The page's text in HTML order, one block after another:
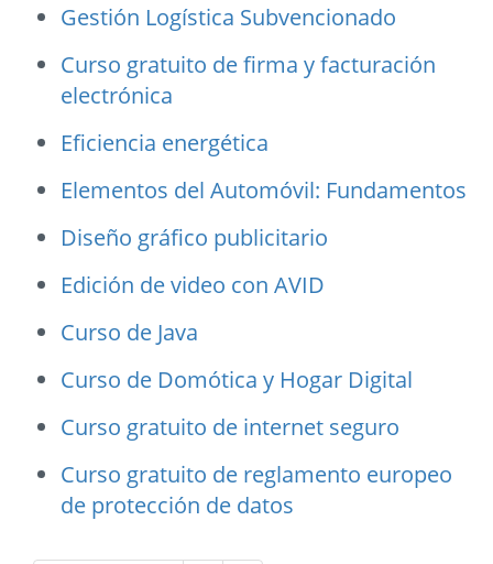
Gestión Logística Subvencionado
Curso gratuito de firma y facturación
electrónica
Eficiencia energética
Elementos del Automóvil: Fundamentos
Diseño gráfico publicitario
Edición de video con AVID
Curso de Java
Curso de Domótica y Hogar Digital
Curso gratuito de internet seguro
Curso gratuito de reglamento europeo
de protección de datos